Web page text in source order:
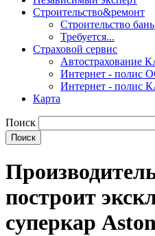
Строительство&ремонт
Строительство
Требуется...
Страховой сервис
Интернет - полис
Интернет - полис
Карта
Поиск
построит
суперкар